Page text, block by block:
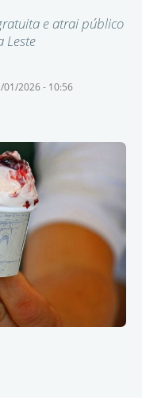
e atrai público
Leste
01/2026 - 10:56